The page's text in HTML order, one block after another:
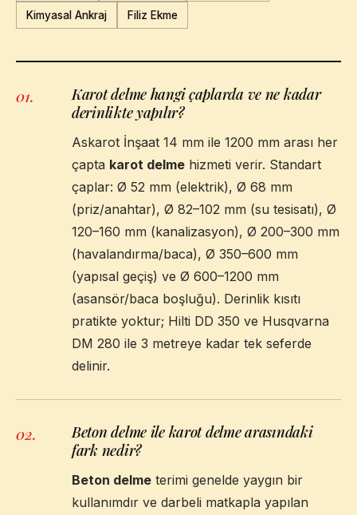
Kimyasal Ankraj Filiz Ekme
01.
Karot delme hangi çaplarda ve ne kadar
derinlikte yapılır?
Askarot İnşaat 14 mm ile 1200 mm arası her
çapta karot delme hizmeti verir. Standart
çaplar: Ø 52 mm (elektrik), Ø 68 mm
(priz/anahtar), Ø 82–102 mm (su tesisatı), Ø
120–160 mm (kanalizasyon), Ø 200–300 mm
(havalandırma/baca), Ø 350–600 mm
(yapısal geçiş) ve Ø 600–1200 mm
(asansör/baca boşluğu). Derinlik kısıtı
pratikte yoktur; Hilti DD 350 ve Husqvarna
DM 280 ile 3 metreye kadar tek seferde
delinir.
02.
Beton delme ile karot delme arasındaki
fark nedir?
Beton delme terimi genelde yaygın bir
kullanımdır ve darbeli matkapla yapılan